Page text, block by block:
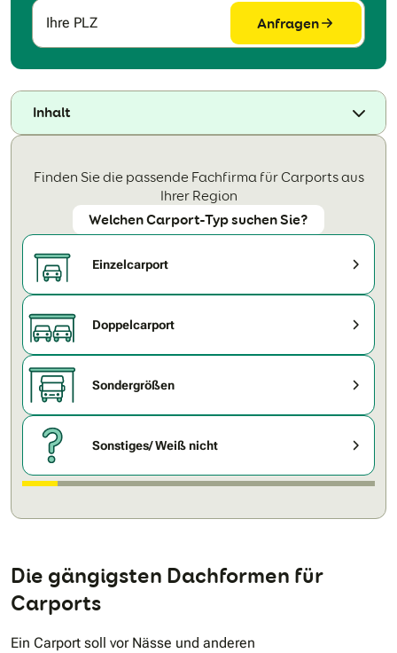
Ihre PLZ Anfragen
Inhalt
Finden Sie die passende Fachfirma für Carports aus
Ihrer Region
Welchen Carport-Typ suchen Sie?
Einzelcarport
Doppelcarport
Sondergrößen
Sonstiges/ Weiß nicht
Die gängigsten Dachformen für
Carports
Ein Carport soll vor Nässe und anderen